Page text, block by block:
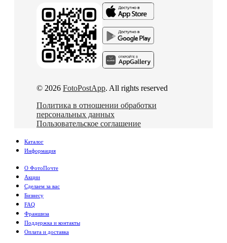
© 2026 FotoPostApp. All rights reserved
Политика в отношении обработки
персональных данных
Пользовательское соглашение
Каталог
Информация
О ФотоПочте
Акции
Сделаем за вас
Бизнесу
FAQ
Франшиза
Поддержка и контакты
Оплата и доставка